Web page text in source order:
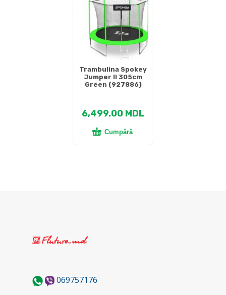
Trambulina Spokey
Jumper II 305cm
Green (927886)
6,499.00 MDL
Cumpără
069757176